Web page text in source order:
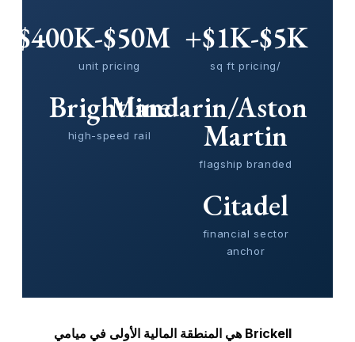
$1K-$5K+
/sq ft pricing
$400K-$50M+
unit pricing
Mandarin/Aston
Martin
flagship branded
Brightline
high-speed rail
Citadel
financial sector
anchor
Brickell هي المنطقة المالية الأولى في ميامي